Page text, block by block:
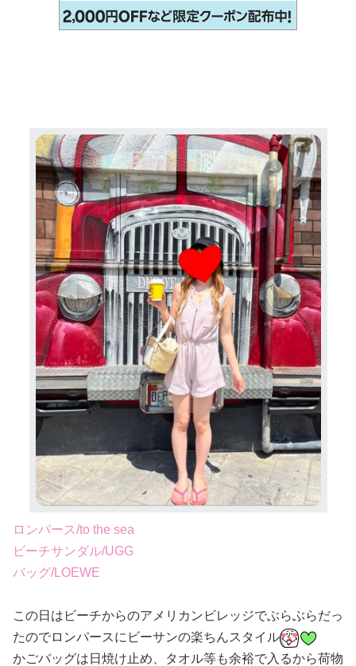
ロンパース/to the sea
ビーチサンダル/UGG
バッグ/LOEWE
この日はビーチからのアメリカンビレッジでぶらぶらだっ
たのでロンパースにビーサンの楽ちんスタイル
かごバッグは日焼け止め、タオル等も余裕で入るから荷物